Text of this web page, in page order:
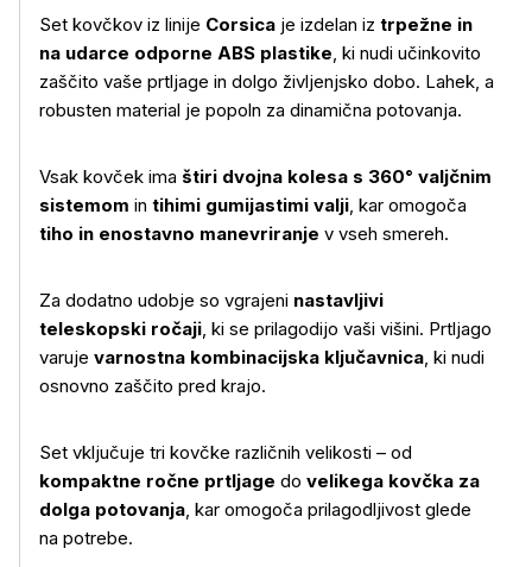
Set kovčkov iz linije Corsica je izdelan iz trpežne in
na udarce odporne ABS plastike, ki nudi učinkovito
zaščito vaše prtljage in dolgo življenjsko dobo. Lahek, a
robusten material je popoln za dinamična potovanja.
Vsak kovček ima štiri dvojna kolesa s 360° valjčnim
sistemom in tihimi gumijastimi valji, kar omogoča
tiho in enostavno manevriranje v vseh smereh.
Za dodatno udobje so vgrajeni nastavljivi
teleskopski ročaji, ki se prilagodijo vaši višini. Prtljago
varuje varnostna kombinacijska ključavnica, ki nudi
osnovno zaščito pred krajo.
Set vključuje tri kovčke različnih velikosti – od
kompaktne ročne prtljage do velikega kovčka za
dolga potovanja, kar omogoča prilagodljivost glede
na potrebe.